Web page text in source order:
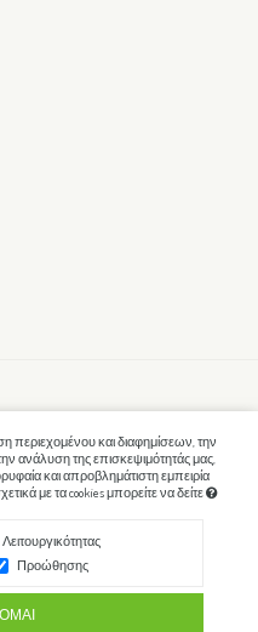
περιεχομένου και διαφημίσεων, την
ανάλυση της επισκεψιμότητάς μας,
και απροβλημάτιστη εμπειρία
με τα cookies μπορείτε να δείτε
Λειτουργικότητας
Προώθησης